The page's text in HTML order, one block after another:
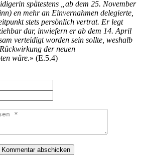
spätestens „ab dem 25. November
en mehr an Einvernahmen delegierte,
stets persönlich vertrat. Er legt
dar, inwiefern er ab dem 14. April
verteidigt worden sein sollte, weshalb
der neuen
wäre.» (E.5.4)